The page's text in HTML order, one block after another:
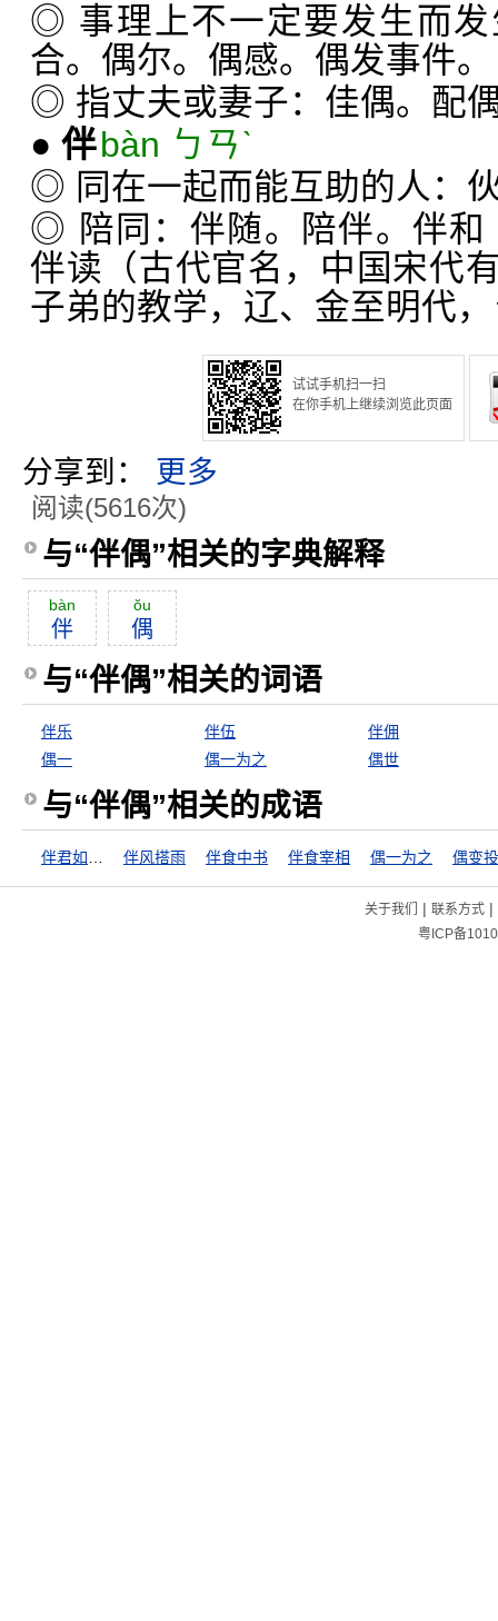
◎ 事理上不一定要发生而
合。偶尔。偶感。偶发事件。
◎ 指丈夫或妻子：佳偶。配
● 伴bàn ㄅㄢˋ
◎ 同在一起而能互助的人：
◎ 陪同：伴随。陪伴。伴和
伴读（古代官名，中国宋代
子弟的教学，辽、金至明代
试试手机扫一扫
在你手机上继续浏览此页面
分享到： 更多
阅读(5616次)
与“伴偶”相关的字典解释
bàn
伴
ŏu
偶
与“伴偶”相关的词语
伴乐 伴伍
伴佣
偶一
偶一为之 偶世
与“伴偶”相关的成语
伴风搭雨 伴食中书 伴食宰相 偶一为之 偶变
关于我们 | 联系方式|
粤ICP备